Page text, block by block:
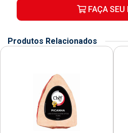
FAÇA SEU
Produtos Relacionados